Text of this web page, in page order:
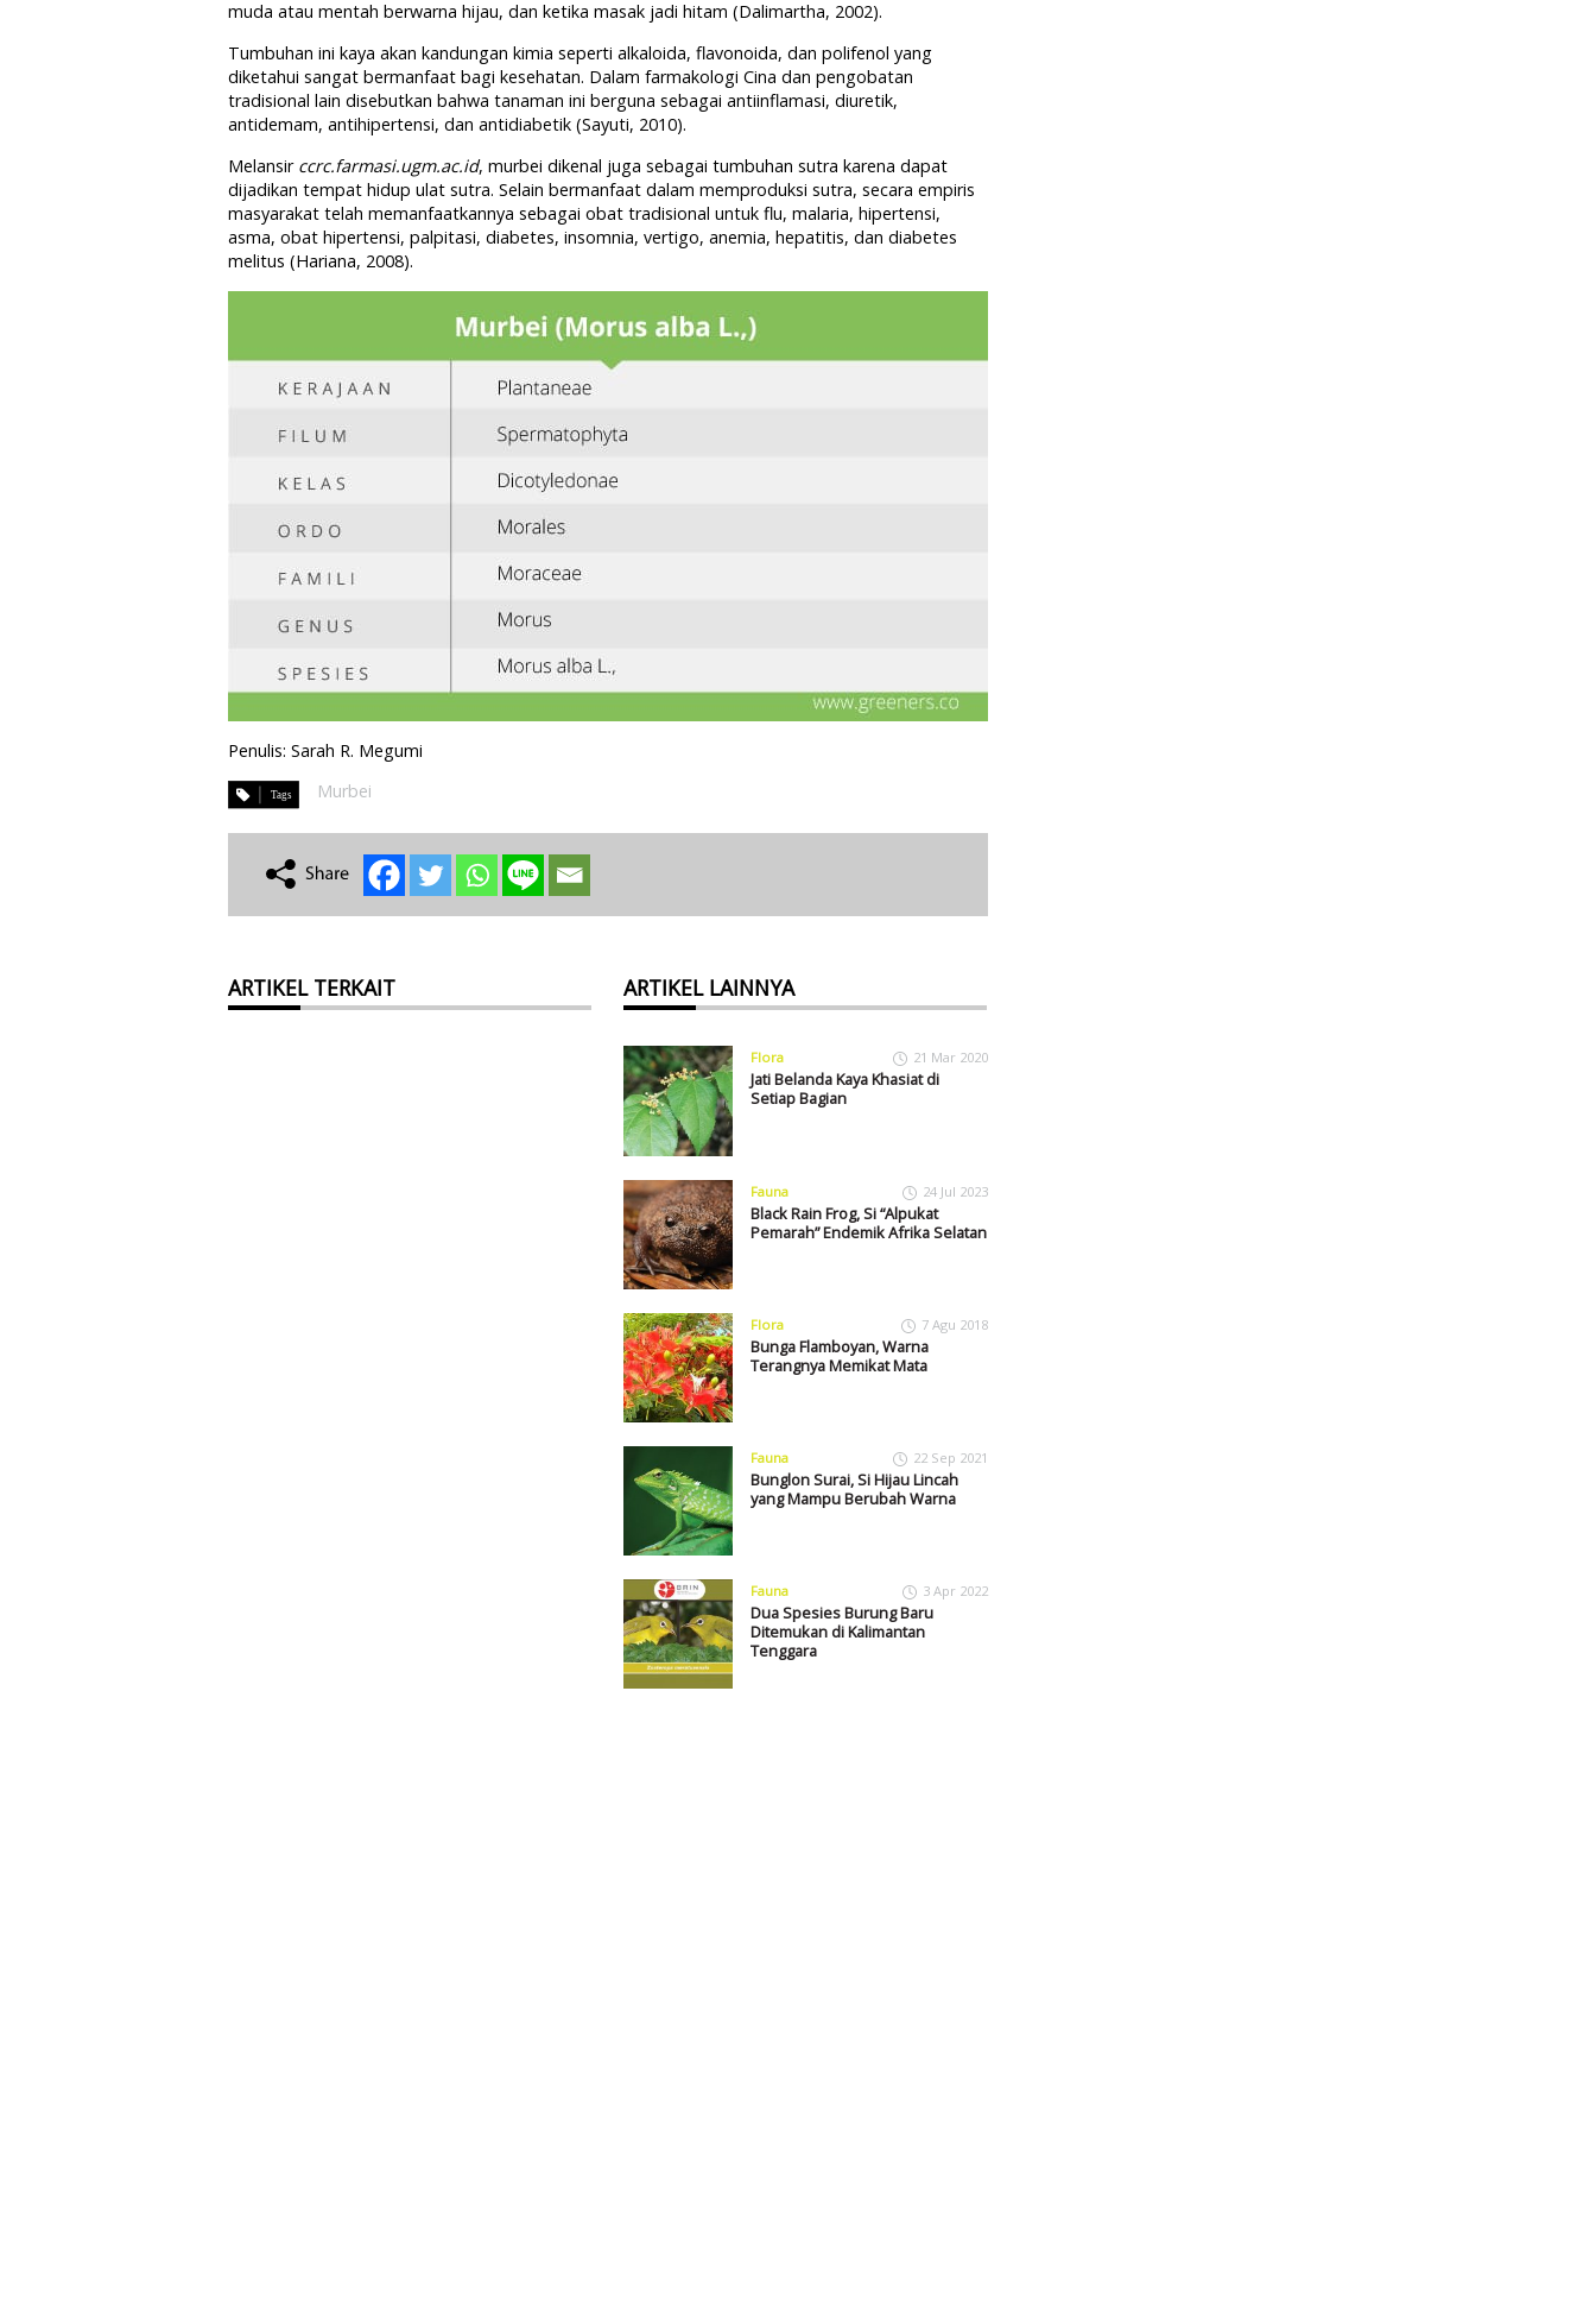
muda atau mentah berwarna hijau, dan ketika masak jadi hitam (Dalimartha, 2002).
Tumbuhan ini kaya akan kandungan kimia seperti alkaloida, flavonoida, dan polifenol yang
diketahui sangat bermanfaat bagi kesehatan. Dalam farmakologi Cina dan pengobatan
tradisional lain disebutkan bahwa tanaman ini berguna sebagai antiinflamasi, diuretik,
antidemam, antihipertensi, dan antidiabetik (Sayuti, 2010).
Melansir ccrc.farmasi.ugm.ac.id, murbei dikenal juga sebagai tumbuhan sutra karena dapat
dijadikan tempat hidup ulat sutra. Selain bermanfaat dalam memproduksi sutra, secara empiris
masyarakat telah memanfaatkannya sebagai obat tradisional untuk flu, malaria, hipertensi,
asma, obat hipertensi, palpitasi, diabetes, insomnia, vertigo, anemia, hepatitis, dan diabetes
melitus (Hariana, 2008).
Penulis: Sarah R. Megumi
Murbei
ARTIKEL TERKAIT ARTIKEL LAINNYA
Flora 21 Mar 2020
Jati Belanda Kaya Khasiat di
Setiap Bagian
Fauna 24 Jul 2023
Black Rain Frog, Si “Alpukat
Pemarah” Endemik Afrika Selatan
Flora 7 Agu 2018
Bunga Flamboyan, Warna
Terangnya Memikat Mata
Fauna 22 Sep 2021
Bunglon Surai, Si Hijau Lincah
yang Mampu Berubah Warna
Fauna 3 Apr 2022
Dua Spesies Burung Baru
Ditemukan di Kalimantan
Tenggara